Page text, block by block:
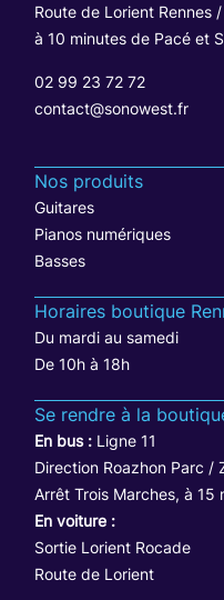
Route de Lorient Rennes
à 10 minutes de Pacé et
02 99 23 72 72
contact@sonowest.fr
Nos produits
Guitares
Pianos numériques
Basses
Horaires boutique
Du mardi au samedi
De 10h à 18h
Se rendre à la
En bus : Ligne 11
Direction Roazhon Parc /
Arrêt Trois Marches, à 15
En voiture :
Sortie Lorient Rocade
Route de Lorient